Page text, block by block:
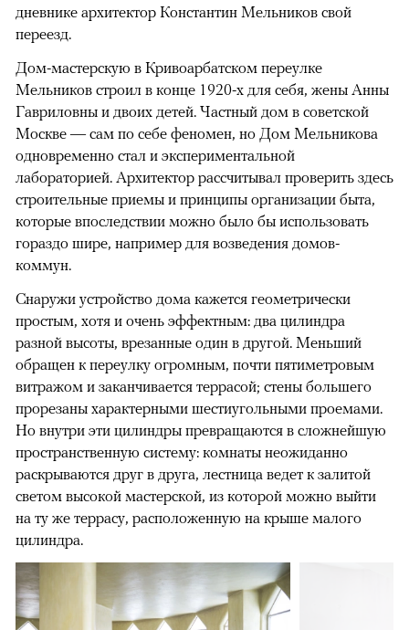
дневнике архитектор Константин Мельников свой
переезд.
Дом-мастерскую в Кривоарбатском переулке
Мельников строил в конце 1920-х для себя, жены Анны
Гавриловны и двоих детей. Частный дом в советской
Москве — сам по себе феномен, но Дом Мельникова
одновременно стал и экспериментальной
лабораторией. Архитектор рассчитывал проверить здесь
строительные приемы и принципы организации быта,
которые впоследствии можно было бы использовать
гораздо шире, например для возведения домов-
коммун.
Снаружи устройство дома кажется геометрически
простым, хотя и очень эффектным: два цилиндра
разной высоты, врезанные один в другой. Меньший
обращен к переулку огромным, почти пятиметровым
витражом и заканчивается террасой; стены большего
прорезаны характерными шестиугольными проемами.
Но внутри эти цилиндры превращаются в сложнейшую
пространственную систему: комнаты неожиданно
раскрываются друг в друга, лестница ведет к залитой
светом высокой мастерской, из которой можно выйти
на ту же террасу, расположенную на крыше малого
цилиндра.